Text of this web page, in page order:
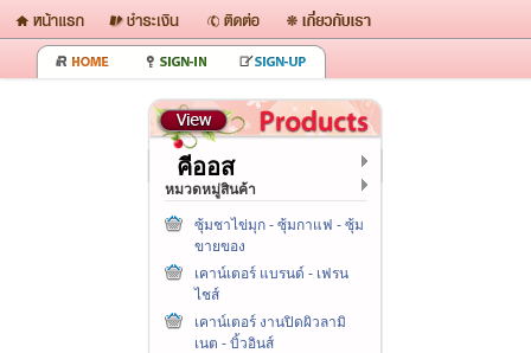
คีออส
หมวดหมู่สินค้า
ซุ้มชาไข่มุก - ซุ้มกาแฟ - ซุ้ม
ขายของ
เคาน์เตอร์ แบรนด์ - เฟรน
ไชส์
เคาน์เตอร์ งานปิดผิวลามิ
เนต - บิ้วอินส์